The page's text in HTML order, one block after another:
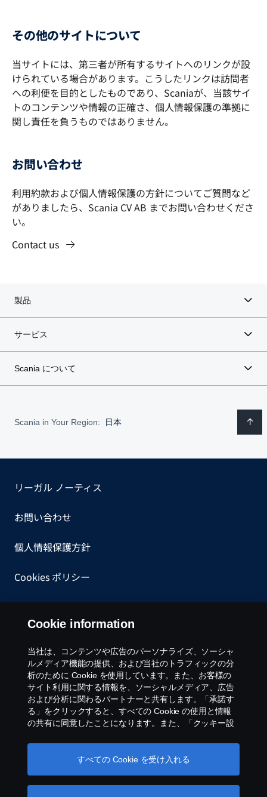
その他のサイトについて
当サイトには、第三者が所有するサイトへのリンクが設
けられている場合があります。こうしたリンクは訪問者
への利便を目的としたものであり、Scaniaが、当該サイ
トのコンテンツや情報の正確さ、個人情報保護の準拠に
関し責任を負うものではありません。
お問い合わせ
利用約款および個人情報保護の方針についてご質問など
がありましたら、Scania CV AB までお問い合わせくださ
い。
Contact us
製品
サービス
Scania について
Scania in Your Region: 日本
リーガル ノーティス
お問い合わせ
個人情報保護方針
Cookies ポリシー
一般購買約款
Cookie settings
©スカニアジャパン 株式会社 2026 〒108-0014 東
京都港区芝4-4-20 グーゴルプレックスミレニアム
Cookie information
当社は、コンテンツや広告のパーソナライズ、ソーシャ
ルメディア機能の提供、および当社のトラフィックの分
析のために Cookie を使用しています。また、お客様の
サイト利用に関する情報を、ソーシャルメディア、広告
および分析に関わるパートナーと共有します。「承諾す
る」をクリックすると、すべての Cookie の使用と情報
の共有に同意したことになります。また、「クッキー設
とで、Cookieを管理することができます。Cookie の使用
方法の詳細については、このテキストの下にあるリンク
すべての Cookie を受け入れる